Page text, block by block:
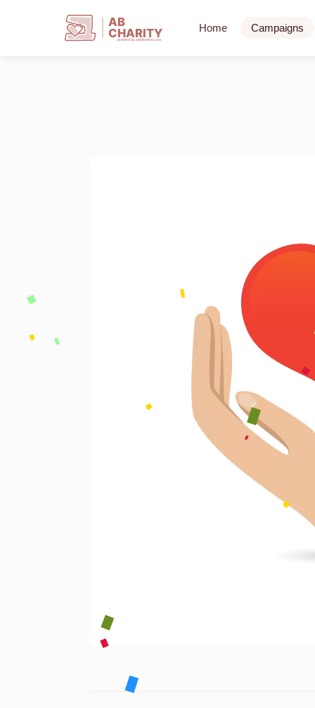
AB
CHARITY
powerd by ahblicklive.com
Home Campaigns